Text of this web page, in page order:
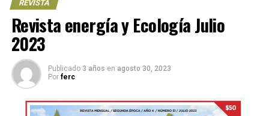
REVISTA
Revista energía y Ecología Julio
2023
Publicado 3 años en agosto 30, 2023
Por ferc